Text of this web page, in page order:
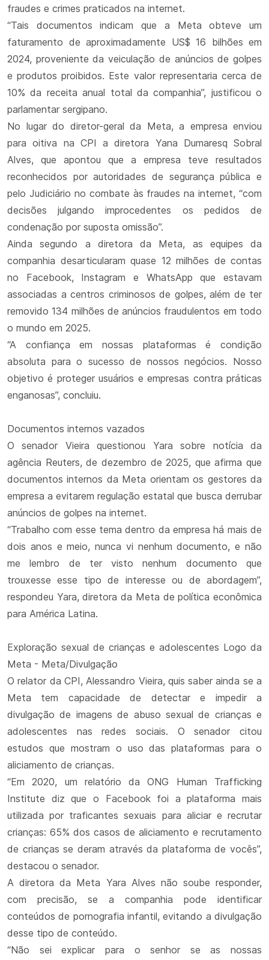
fraudes e crimes praticados na internet.
“Tais documentos indicam que a Meta obteve um
faturamento de aproximadamente US$ 16 bilhões em
2024, proveniente da veiculação de anúncios de golpes
e produtos proibidos. Este valor representaria cerca de
10% da receita anual total da companhia”, justificou o
parlamentar sergipano.
No lugar do diretor-geral da Meta, a empresa enviou
para oitiva na CPI a diretora Yana Dumaresq Sobral
Alves, que apontou que a empresa teve resultados
reconhecidos por autoridades de segurança pública e
pelo Judiciário no combate às fraudes na internet, “com
decisões julgando improcedentes os pedidos de
condenação por suposta omissão”.
Ainda segundo a diretora da Meta, as equipes da
companhia desarticularam quase 12 milhões de contas
no Facebook, Instagram e WhatsApp que estavam
associadas a centros criminosos de golpes, além de ter
removido 134 milhões de anúncios fraudulentos em todo
o mundo em 2025.
“A confiança em nossas plataformas é condição
absoluta para o sucesso de nossos negócios. Nosso
objetivo é proteger usuários e empresas contra práticas
enganosas”, concluiu.
Documentos internos vazados
O senador Vieira questionou Yara sobre notícia da
agência Reuters, de dezembro de 2025, que afirma que
documentos internos da Meta orientam os gestores da
empresa a evitarem regulação estatal que busca derrubar
anúncios de golpes na internet.
“Trabalho com esse tema dentro da empresa há mais de
dois anos e meio, nunca vi nenhum documento, e não
me lembro de ter visto nenhum documento que
trouxesse esse tipo de interesse ou de abordagem”,
respondeu Yara, diretora da Meta de política econômica
para América Latina.
Exploração sexual de crianças e adolescentes Logo da
Meta - Meta/Divulgação
O relator da CPI, Alessandro Vieira, quis saber ainda se a
Meta tem capacidade de detectar e impedir a
divulgação de imagens de abuso sexual de crianças e
adolescentes nas redes sociais. O senador citou
estudos que mostram o uso das plataformas para o
aliciamento de crianças.
“Em 2020, um relatório da ONG Human Trafficking
Institute diz que o Facebook foi a plataforma mais
utilizada por traficantes sexuais para aliciar e recrutar
crianças: 65% dos casos de aliciamento e recrutamento
de crianças se deram através da plataforma de vocês”,
destacou o senador.
A diretora da Meta Yara Alves não soube responder,
com precisão, se a companhia pode identificar
conteúdos de pornografia infantil, evitando a divulgação
desse tipo de conteúdo.
“Não sei explicar para o senhor se as nossas